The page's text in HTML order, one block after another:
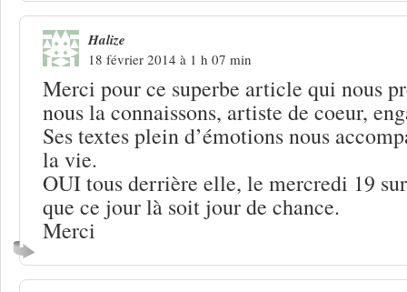
Halize
18 février 2014 à 1 h 07 min
Merci pour ce superbe article qui nous
nous la connaissons, artiste de coeur,
Ses textes plein d’émotions nous
la vie.
OUI tous derrière elle, le mercredi 19
que ce jour là soit jour de chance.
Merci